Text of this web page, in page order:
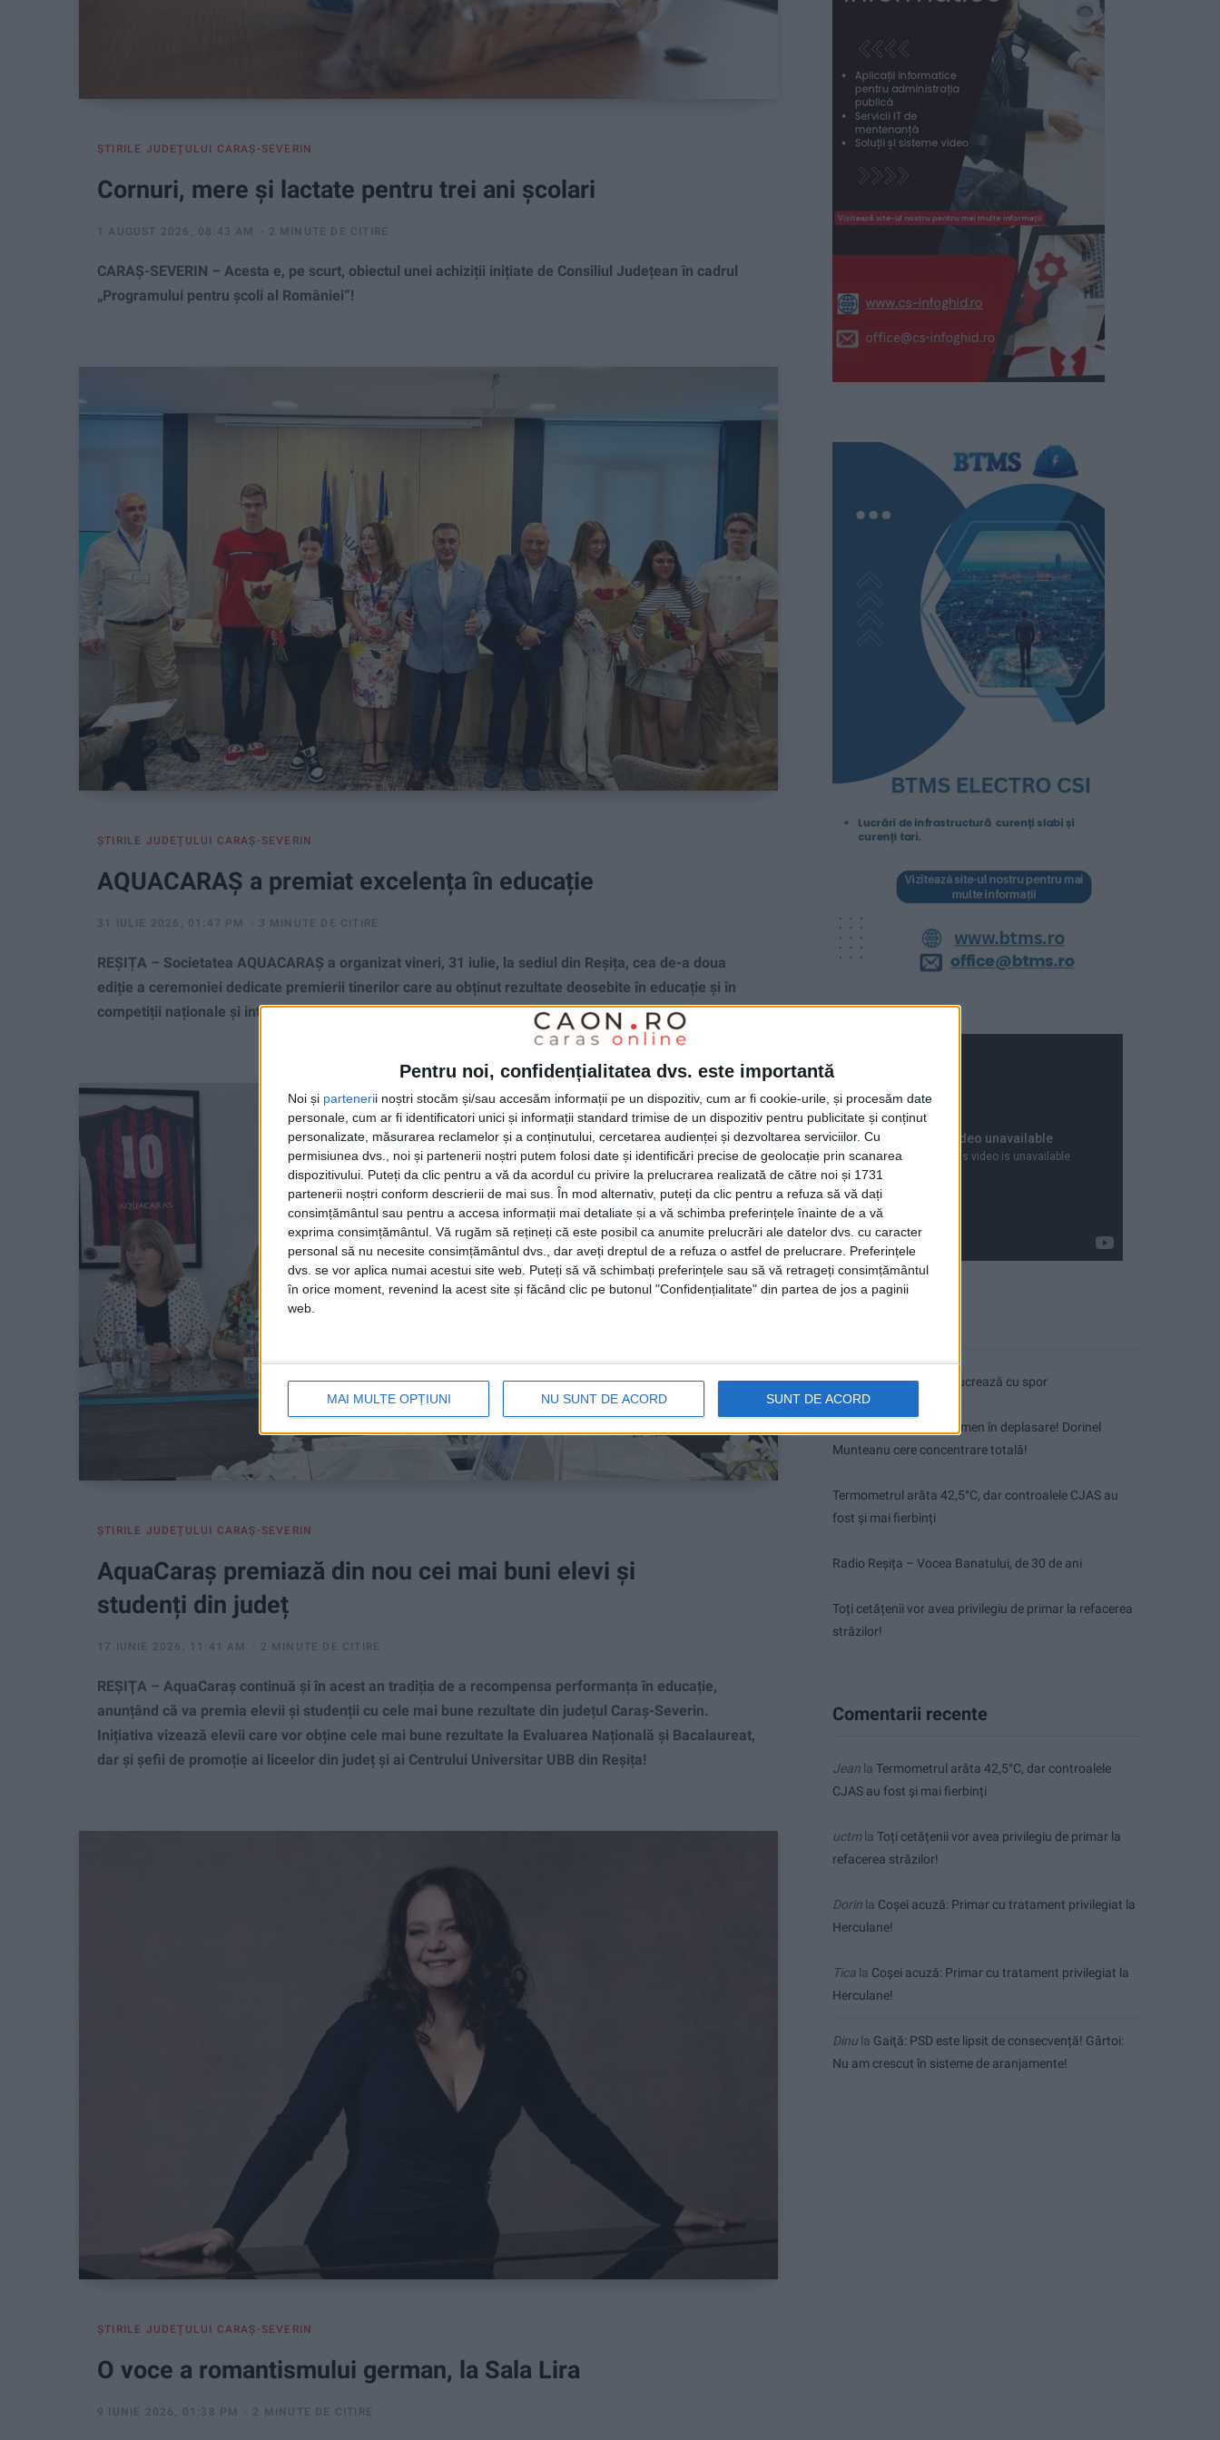
Pentru noi, confidențialitatea dvs. este importantă
Noi și partenerii noștri stocăm și/sau accesăm informații pe un dispozitiv, cum ar fi cookie-urile, și procesăm date
personale, cum ar fi identificatori unici și informații standard trimise de un dispozitiv pentru publicitate și conținut
personalizate, măsurarea reclamelor și a conținutului, cercetarea audienței și dezvoltarea serviciilor. Cu
permisiunea dvs., noi și partenerii noștri putem folosi date și identificări precise de geolocație prin scanarea
dispozitivului. Puteți da clic pentru a vă da acordul cu privire la prelucrarea realizată de către noi și 1731
partenerii noștri conform descrierii de mai sus. În mod alternativ, puteți da clic pentru a refuza să vă dați
consimțământul sau pentru a accesa informații mai detaliate și a vă schimba preferințele înainte de a vă
exprima consimțământul. Vă rugăm să rețineți că este posibil ca anumite prelucrări ale datelor dvs. cu caracter
personal să nu necesite consimțământul dvs., dar aveți dreptul de a refuza o astfel de prelucrare. Preferințele
dvs. se vor aplica numai acestui site web. Puteți să vă schimbați preferințele sau să vă retrageți consimțământul
în orice moment, revenind la acest site și făcând clic pe butonul "Confidențialitate" din partea de jos a paginii
web.
MAI MULTE OPȚIUNI NU SUNT DE ACORD SUNT DE ACORD
ŞTIRILE JUDEŢULUI CARAŞ-SEVERIN
Cornuri, mere și lactate pentru trei ani școlari
1 AUGUST 2026, 08:43 AM 2 MINUTE DE CITIRE
CARAȘ-SEVERIN – Acesta e, pe scurt, obiectul unei achiziții inițiate de Consiliul Județean în cadrul
„Programului pentru școli al României“!
ŞTIRILE JUDEŢULUI CARAŞ-SEVERIN
AQUACARAȘ a premiat excelența în educație
31 IULIE 2026, 01:47 PM 3 MINUTE DE CITIRE
REȘIȚA – Societatea AQUACARAȘ a organizat vineri, 31 iulie, la sediul din Reșița, cea de-a doua
ediție a ceremoniei dedicate premierii tinerilor care au obținut rezultate deosebite în educație și în
competiții naționale și internaționale!
ŞTIRILE JUDEŢULUI CARAŞ-SEVERIN
AquaCaraş premiază din nou cei mai buni elevi și
studenți din județ
17 IUNIE 2026, 11:41 AM 2 MINUTE DE CITIRE
REŞIŢA – AquaCaraş continuă și în acest an tradiția de a recompensa performanța în educație,
anunțând că va premia elevii și studenții cu cele mai bune rezultate din județul Caraș-Severin.
Inițiativa vizează elevii care vor obține cele mai bune rezultate la Evaluarea Națională și Bacalaureat,
dar și șefii de promoție ai liceelor din județ și ai Centrului Universitar UBB din Reșița!
ŞTIRILE JUDEŢULUI CARAŞ-SEVERIN
O voce a romantismului german, la Sala Lira
9 IUNIE 2026, 01:38 PM 2 MINUTE DE CITIRE
Pe toate șantierele se lucrează cu spor
CSM Reșița, primul examen în deplasare! Dorinel
Munteanu cere concentrare totală!
Termometrul arăta 42,5°C, dar controalele CJAS au
fost și mai fierbinți
Radio Reșița – Vocea Banatului, de 30 de ani
Toți cetățenii vor avea privilegiu de primar la refacerea
străzilor!
Comentarii recente
Jean la Termometrul arăta 42,5°C, dar controalele
CJAS au fost și mai fierbinți
uctmla Toți cetățenii vor avea privilegiu de primar la
refacerea străzilor!
Dorin la Coșei acuză: Primar cu tratament privilegiat la
Herculane!
Tica la Coșei acuză: Primar cu tratament privilegiat la
Herculane!
Dinu la Gaiţă: PSD este lipsit de consecvență! Gârtoi:
Nu am crescut în sisteme de aranjamente!